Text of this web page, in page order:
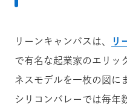
リーンキャンバスは、 リ
で有名な起業家のエリッ
ネスモデルを一枚の図に
シリコンバレーでは毎年